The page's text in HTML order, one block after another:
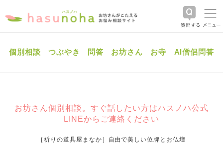
個別相談 つぶやき 問答 お坊さん お寺 AI僧侶問答
お坊さん個別相談。すぐ話したい方はハスノハ公式
LINEからご連絡ください
［祈りの道具屋まなか］自由で美しい位牌とお仏壇